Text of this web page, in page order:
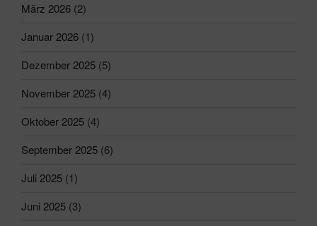
März 2026 (2)
Januar 2026 (1)
Dezember 2025 (5)
November 2025 (4)
Oktober 2025 (4)
September 2025 (6)
Juli 2025 (1)
Juni 2025 (3)